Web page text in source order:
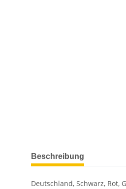
Beschreibung
Deutschland, Schwarz, Rot,